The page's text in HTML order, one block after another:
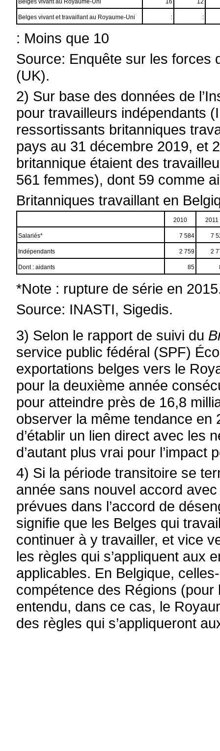
Belges vivant au Royaume-Uni 16 12
Belges vivant et travaillant au Royaume-Uni : :
: Moins que 10
Source: Enquête sur les forces
(UK).
2) Sur base des données de
pour travailleurs indépendants
ressortissants britanniques
pays au 31 décembre 2019, et
britannique étaient des
561 femmes), dont 59 comme
Britanniques travaillant en
2010 2011
Salariés* 7 584 7
Indépendants 2 759 2
Dont : aidants 85
*Note : rupture de série en
Source: INASTI, Sigedis.
3) Selon le rapport de suivi du
service public fédéral (SPF)
exportations belges vers le
pour la deuxième année
pour atteindre près de 16,8
observer la même tendance en
d’établir un lien direct avec les
d’autant plus vrai pour l’impact
4) Si la période transitoire se
année sans nouvel accord
prévues dans l’accord de
signifie que les Belges qui
continuer à y travailler, et vice
les règles qui s’appliquent aux
applicables. En Belgique,
compétence des Régions
entendu, dans ce cas, le
des règles qui s’appliqueront